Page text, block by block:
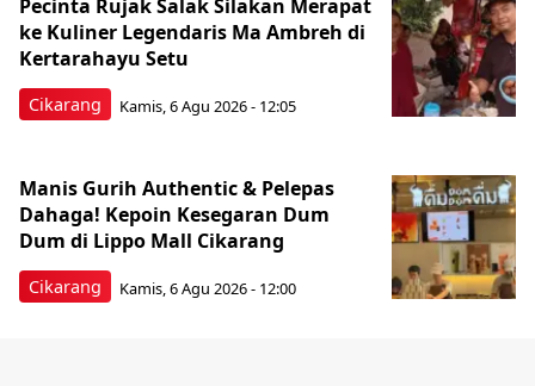
Cikarang
Pecinta Rujak Salak Silakan Merapat
ke Kuliner Legendaris Ma Ambreh di
Kertarahayu Setu
Kamis, 6 Agu 2026 - 12:05
Cikarang
Manis Gurih Authentic & Pelepas
Dahaga! Kepoin Kesegaran Dum
Dum di Lippo Mall Cikarang
Kamis, 6 Agu 2026 - 12:00